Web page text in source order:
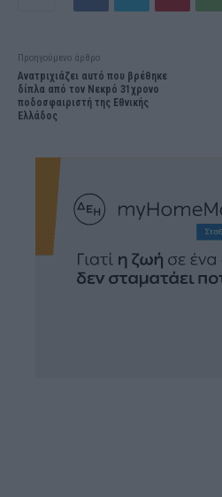
Προηγούμενο άρθρο
Avατpιχιάζει αuτό που βρέθηκε
δίπλα από τον Nεκpό 31χρονο
ποδοσφαιριστή της Εθνικής
Ελλάδος